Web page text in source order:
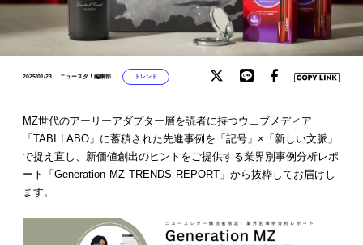
2025/01/23 ニュースタ！編集部 トレンド
MZ世代のアーリーアダプター層を読者に持つウェブメディア
「TABI LABO」に蓄積された先進事例を「記号」×「新しい文脈」
で捉え直し、新価値創出のヒントをご提供する業界別事例分析レポ
ート「Generation MZ TRENDS REPORT」から抜粋してお届けし
ます。